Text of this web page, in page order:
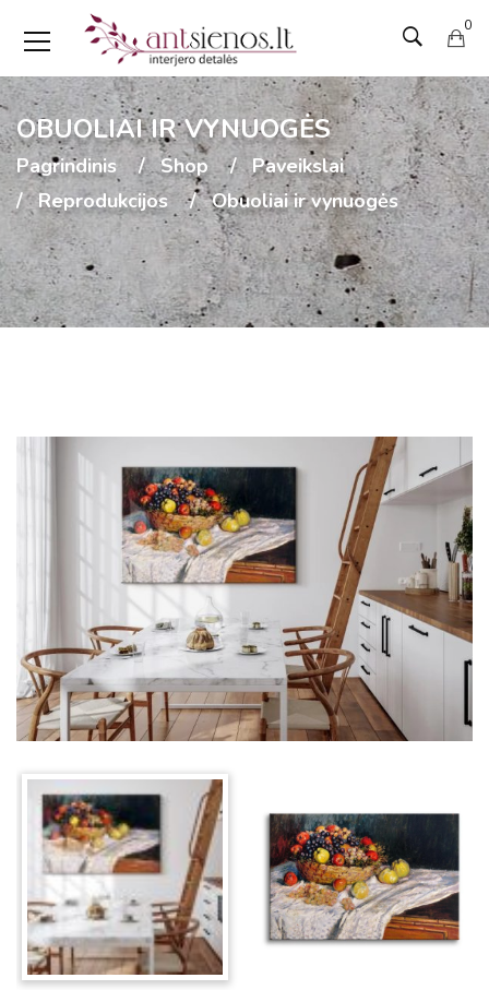
0
OBUOLIAI IR VYNUOGĖS
Pagrindinis Shop
Paveikslai
Reprodukcijos
Obuoliai ir vynuogės